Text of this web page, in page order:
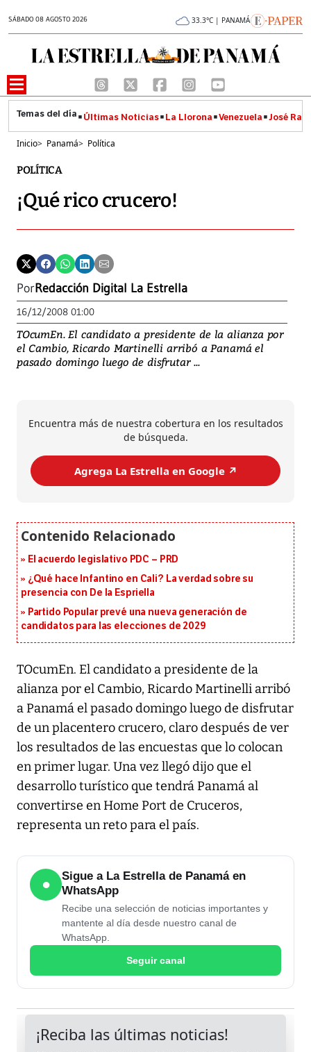
SÁBADO 08 AGOSTO 2026 33.3°C | PANAMÁ
Últimas Noticias La Llorona Venezuela José
Inicio> Panamá> Política
POLÍTICA
¡Qué rico crucero!
PorRedacción Digital La Estrella
16/12/2008 01:00
TOcumEn. El candidato a presidente de la alianza por
el Cambio, Ricardo Martinelli arribó a Panamá el
pasado domingo luego de disfrutar ...
Encuentra más de nuestra cobertura en los resultados
de búsqueda.
Agrega La Estrella en Google ↗️
El acuerdo legislativo PDC – PRD
¿Qué hace Infantino en Cali? La verdad sobre su
presencia con De la Espriella
Partido Popular prevé una nueva generación de
candidatos para las elecciones de 2029
TOcumEn. El candidato a presidente de la
alianza por el Cambio, Ricardo Martinelli arribó
a Panamá el pasado domingo luego de disfrutar
de un placentero crucero, claro después de ver
los resultados de las encuestas que lo colocan
en primer lugar. Una vez llegó dijo que el
desarrollo turístico que tendrá Panamá al
convertirse en Home Port de Cruceros,
representa un reto para el país.
●
Sigue a La Estrella de Panamá en
WhatsApp
Recibe una selección de noticias importantes y
mantente al día desde nuestro canal de
WhatsApp.
Seguir canal